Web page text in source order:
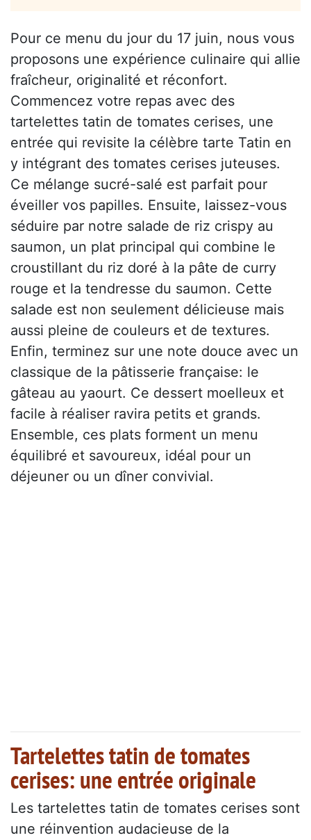
Pour ce menu du jour du 17 juin, nous vous
proposons une expérience culinaire qui allie
fraîcheur, originalité et réconfort.
Commencez votre repas avec des
tartelettes tatin de tomates cerises, une
entrée qui revisite la célèbre tarte Tatin en
y intégrant des tomates cerises juteuses.
Ce mélange sucré-salé est parfait pour
éveiller vos papilles. Ensuite, laissez-vous
séduire par notre salade de riz crispy au
saumon, un plat principal qui combine le
croustillant du riz doré à la pâte de curry
rouge et la tendresse du saumon. Cette
salade est non seulement délicieuse mais
aussi pleine de couleurs et de textures.
Enfin, terminez sur une note douce avec un
classique de la pâtisserie française: le
gâteau au yaourt. Ce dessert moelleux et
facile à réaliser ravira petits et grands.
Ensemble, ces plats forment un menu
équilibré et savoureux, idéal pour un
déjeuner ou un dîner convivial.
Tartelettes tatin de tomates
cerises: une entrée originale
Les tartelettes tatin de tomates cerises sont
une réinvention audacieuse de la